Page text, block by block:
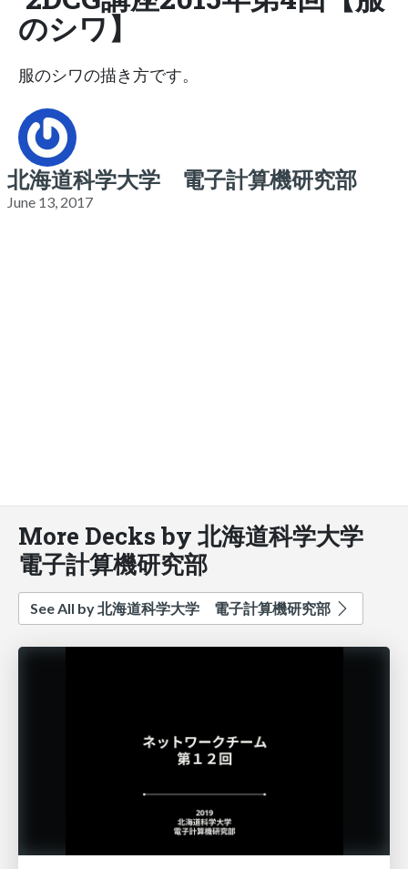
のシワ】
服のシワの描き方です。
北海道科学大学 電子計算機研究部
June 13, 2017
More Decks by 北海道科学大学
電子計算機研究部
See All by 北海道科学大学 電子計算機研究部